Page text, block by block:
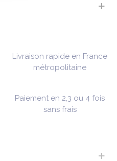
Livraison rapide en France
métropolitaine
Paiement en 2,3 ou 4 fois
sans frais